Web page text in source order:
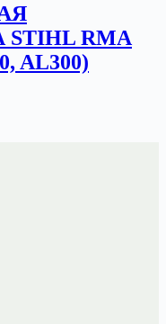
RMA
AL300)